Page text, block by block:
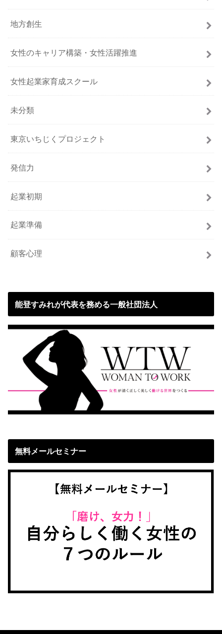
地方創生
女性のキャリア構築・女性活躍推進
女性起業家育成スクール
未分類
東京いちじくプロジェクト
発信力
起業初期
起業準備
顧客心理
能登すみれが代表を務める一般社団法人
無料メールセミナー